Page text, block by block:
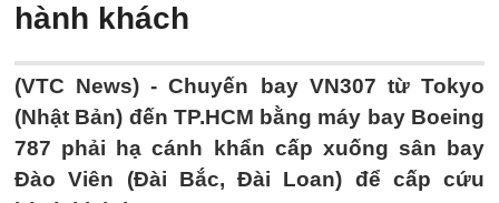
hành khách
(VTC News) -Chuyến bay VN307 từ Tokyo
(Nhật Bản) đến TP.HCM bằng máy bay Boeing
787 phải hạ cánh khẩn cấp xuống sân bay
Đào Viên (Đài Bắc, Đài Loan) để cấp cứu